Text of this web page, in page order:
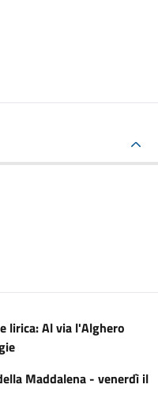
lirica: Al via l'Alghero
Maddalena - venerdì il